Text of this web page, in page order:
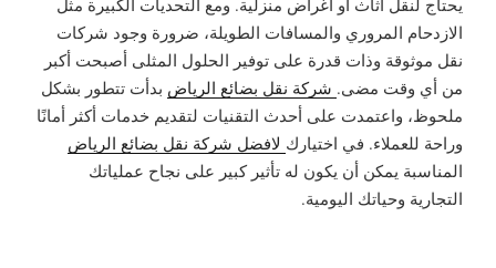
الازدحام المروري والمسافات الطويلة، ضرورة وجود شركات
نقل موثوقة وذات قدرة على توفير الحلول المثلى أصبحت أكبر
من أي وقت مضى. شركة نقل بضائع الرياض بدأت تتطور بشكل
ملحوظ، واعتمدت على أحدث التقنيات لتقديم خدمات أكثر أمانًا
وراحة للعملاء. في اختيارك لافضل شركة نقل بضائع الرياض
المناسبة يمكن أن يكون له تأثير كبير على نجاح عملياتك
التجارية وحياتك اليومية.